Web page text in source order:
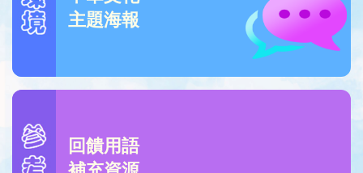
回饋用語
主題海報